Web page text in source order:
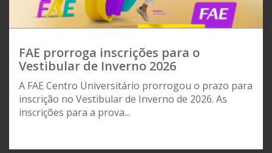
FAE prorroga inscrições para o
Vestibular de Inverno 2026
A FAE Centro Universitário prorrogou o prazo para
inscrição no Vestibular de Inverno de 2026. As
inscrições para a prova...